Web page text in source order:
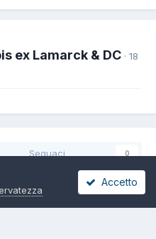
ex Lamarck & DC · 18
Seguaci 0
Accetto